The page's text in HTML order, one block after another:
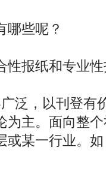
些呢？
报纸和专业性
，以刊登有
为主。面向整
或某一行业。